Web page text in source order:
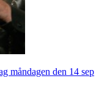
måndagen den 14 sep